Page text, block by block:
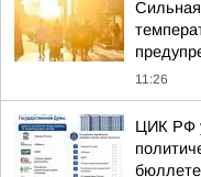
11:26
ЦИК РФ